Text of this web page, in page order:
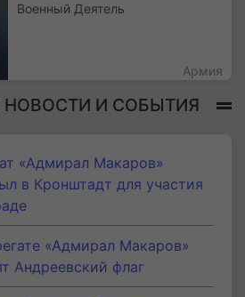
Военный Деятель
Армия
НОВОСТИ И СОБЫТИЯ
«Адмирал Макаров»
в Кронштадт для участия
«Адмирал Макаров»
Андреевский флаг